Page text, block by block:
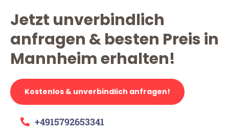
Jetzt unverbindlich
anfragen & besten Preis in
Mannheim erhalten!
Kostenlos & unverbindlich anfragen!
+4915792653341